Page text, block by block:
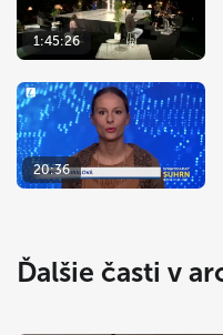
1:45:26
20:36
Ďalšie časti v